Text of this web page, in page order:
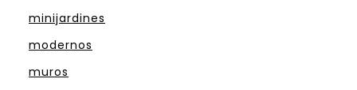
minijardines
modernos
muros